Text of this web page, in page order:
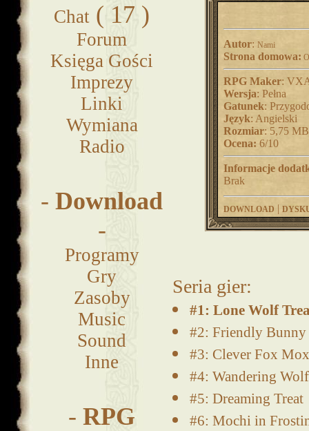
Chat ( 17 )
Forum
Księga Gości
Imprezy
Linki
Wymiana
Radio
-Download
-
Programy
Gry
Zasoby
Music
Sound
Inne
-RPG
Autor: Nami
Strona domowa:
RPG Maker:
Wersja: Pełna
Gatunek:
Język: Angielski
Rozmiar: 5,75 MB
Ocena: 6/10
Informacje
Brak
DOWNLOAD |
Seria gier:
#1: Lone Wolf
#2: Friendly
#3: Clever Fox
#4: Wandering
#5: Dreaming Treat
#6: Mochi in